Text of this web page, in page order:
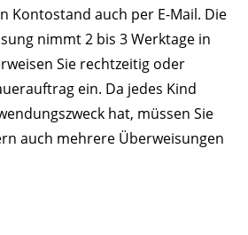
Kontostand auch per E-Mail. Die
nimmt 2 bis 3 Werktage in
Sie rechtzeitig oder
ein. Da jedes Kind
hat, müssen Sie
auch mehrere Überweisungen